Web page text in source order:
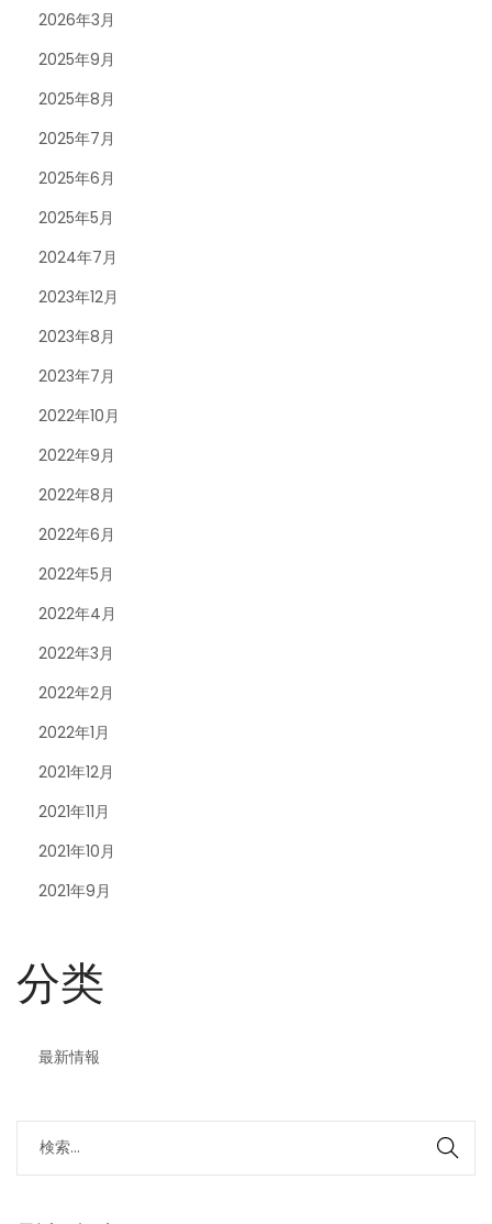
2026年3月
2025年9月
2025年8月
2025年7月
2025年6月
2025年5月
2024年7月
2023年12月
2023年8月
2023年7月
2022年10月
2022年9月
2022年8月
2022年6月
2022年5月
2022年4月
2022年3月
2022年2月
2022年1月
2021年12月
2021年11月
2021年10月
2021年9月
分类
最新情報